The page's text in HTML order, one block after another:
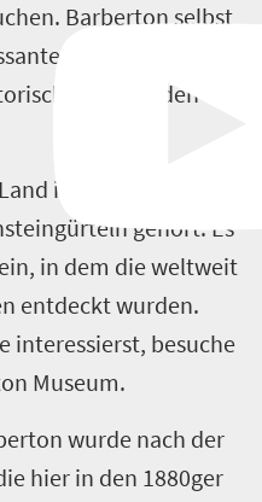
Barberton selbst
Goldgräber-
Gebäuden
ist ein Gebirge das
gehört. Es
in dem die weltweit
entdeckt wurden.
interessierst, besuche
Museum.
wurde nach der
hier in den 1880ger